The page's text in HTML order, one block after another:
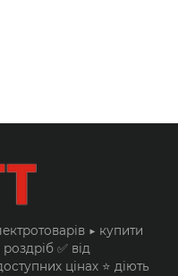
▶️ купити
✅ від
цінах ⭐ діють